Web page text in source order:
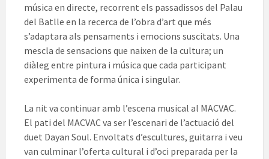
música en directe, recorrent els passadissos del Palau
del Batlle en la recerca de l’obra d’art que més
s’adaptara als pensaments i emocions suscitats. Una
mescla de sensacions que naixen de la cultura; un
diàleg entre pintura i música que cada participant
experimenta de forma única i singular.
La nit va continuar amb l’escena musical al MACVAC.
El pati del MACVAC va ser l’escenari de l’actuació del
duet Dayan Soul. Envoltats d’escultures, guitarra i veu
van culminar l’oferta cultural i d’oci preparada per la